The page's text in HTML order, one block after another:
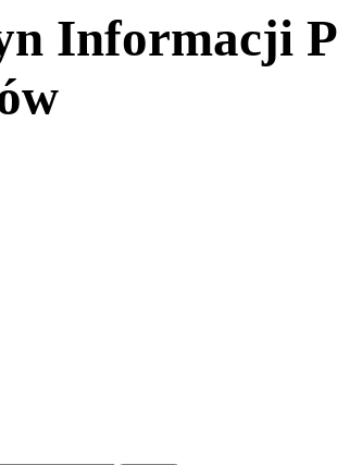
Informacji